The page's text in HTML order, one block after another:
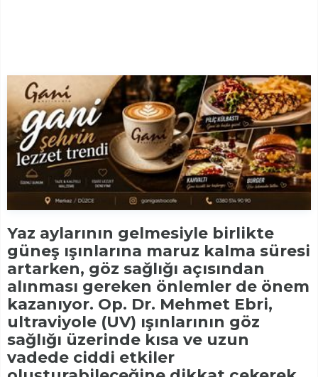
Yaz aylarının gelmesiyle birlikte
güneş ışınlarına maruz kalma süresi
artarken, göz sağlığı açısından
alınması gereken önlemler de önem
kazanıyor. Op. Dr. Mehmet Ebri,
ultraviyole (UV) ışınlarının göz
sağlığı üzerinde kısa ve uzun
vadede ciddi etkiler